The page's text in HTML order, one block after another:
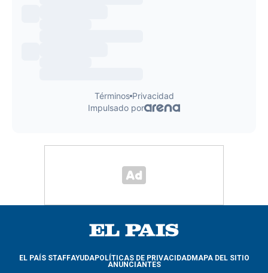
EL PAÍS STAFFAYUDAPOLÍTICAS DE PRIVACIDADMAPA DEL SITIO
ANUNCIANTES